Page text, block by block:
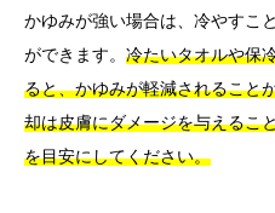
かゆみが強い場合は、冷やすこ
ができます。 冷たいタオルや保
ると、かゆみが軽減されること
却は皮膚にダメージを与えるこ
を目安にしてください。